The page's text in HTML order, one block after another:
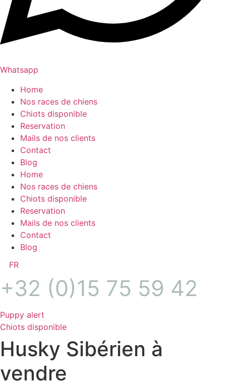
Whatsapp
Home
Nos races de chiens
Chiots disponible
Reservation
Mails de nos clients
Contact
Blog
Home
Nos races de chiens
Chiots disponible
Reservation
Mails de nos clients
Contact
Blog
FR
+32 (0)15 75 59 42
Puppy alert
Chiots disponible
Husky Sibérien à
vendre